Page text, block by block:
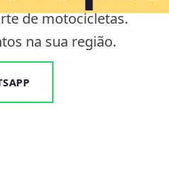
de motocicletas.
na sua região.